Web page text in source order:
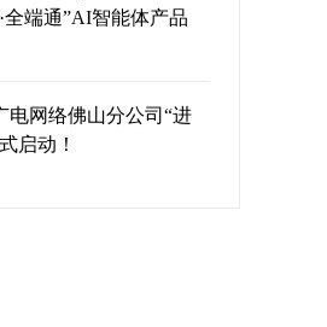
全端通”AI智能体产品
电网络佛山分公司“进
启动！